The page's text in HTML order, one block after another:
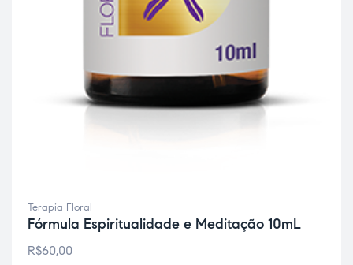
Terapia Floral
Fórmula Espiritualidade e Meditação 10mL
R$60,00